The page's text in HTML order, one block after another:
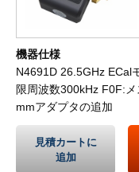
機器仕様
N4691D 26.5GHz
限周波数300kHz F0F:
mmアダプタの追加
見積カートに
追加